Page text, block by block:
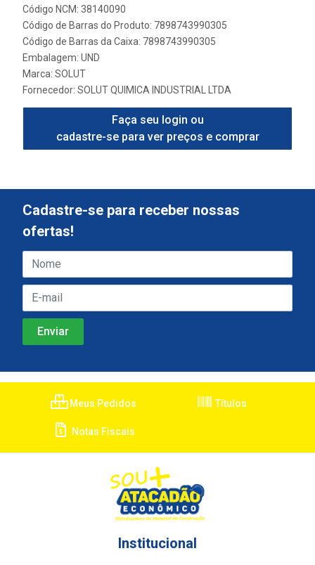
Código NCM: 38140090
Código de Barras do Produto: 7898743990305
Código de Barras da Caixa: 7898743990305
Embalagem: UND
Marca: SOLUT
Fornecedor: SOLUT QUIMICA INDUSTRIAL LTDA
Faça seu login ou
cadastre-se para ver preços e comprar
Cadastre-se para receber nossas
ofertas!
Meus Pedidos Títulos
Notas Fiscais
Institucional